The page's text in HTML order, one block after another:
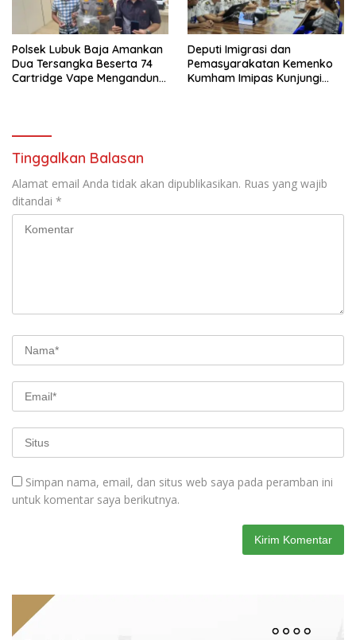
Polsek Lubuk Baja Amankan
Dua Tersangka Beserta 74
Cartridge Vape Mengandung
Deputi Imigrasi dan
Pemasyarakatan Kemenko
Kumham Imipas Kunjungi
Tinggalkan Balasan
Alamat email Anda tidak akan dipublikasikan. Ruas yang wajib
ditandai *
Simpan nama, email, dan situs web saya pada peramban ini
untuk komentar saya berikutnya.